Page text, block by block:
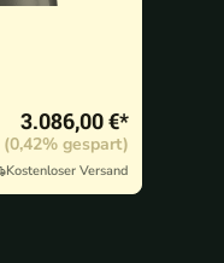
3.086,00 €*
(0,42% gespart)
Kostenloser Versand